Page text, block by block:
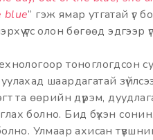
blue” гэж ямар утгатай үг
үгс олон бөгөөд
тоноглогдсон
шаардагатай
та өөрийн дүрэм,
болно. Бид бүхэн сонин,
Улмаар ахисан